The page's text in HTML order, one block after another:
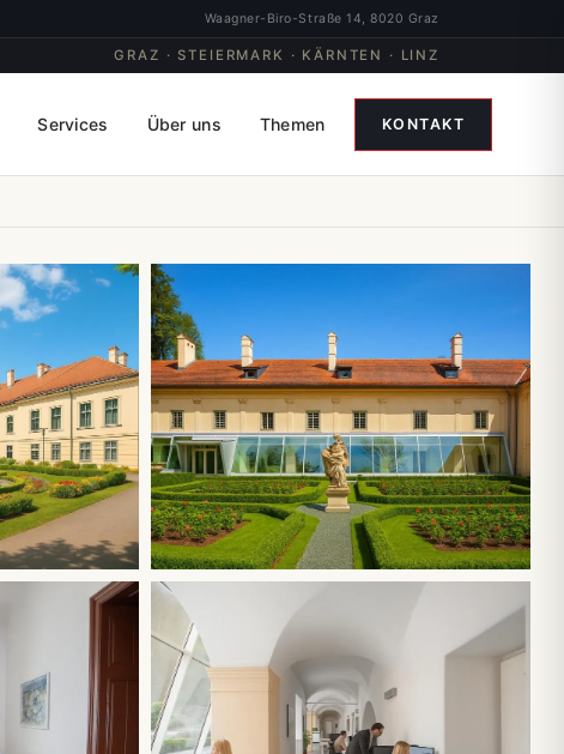
Waagner-Biro-Straße 14, 8020 Graz
GRAZ · STEIERMARK · KÄRNTEN · LINZ
Services Über uns Themen KONTAKT